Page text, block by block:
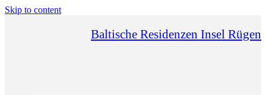
Skip to content
Baltische Residenzen Insel Rügen